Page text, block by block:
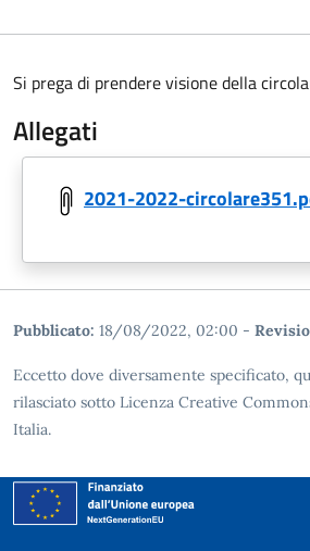
Si prega di prendere visione della
Allegati
2021-2022-
Pubblicato: 18/08/2022, 02:00 -
Eccetto dove diversamente specificato,
rilasciato sotto Licenza Creative
Italia.